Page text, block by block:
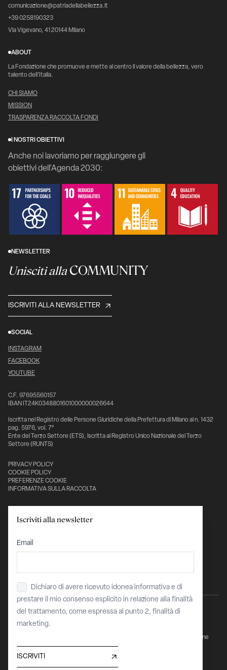
comunicazione@patriadellabellezza.it
+39 0258190323
Via Vigevano, 41 20144 Milano
ABOUT
La Fondazione che promuove e mette al centro il valore della bellezza, vero
talento dell’Italia.
CHI SIAMO
MISSION
TRASPARENZA RACCOLTA FONDI
I NOSTRI OBIETTIVI
Anche noi lavoriamo per raggiungere gli
obiettivi dell'Agenda 2030:
NEWSLETTER
Unisciti allaCOMMUNITY
ISCRIVITI ALLA NEWSLETTER
SOCIAL
INSTAGRAM
FACEBOOK
YOUTUBE
C.F. 97695560157
IBAN IT24K0348801601000000026644
Iscritta nel Registro delle Persone Giuridiche della Prefettura di Milano al n. 1432
pag. 5976, vol. 7°
Ente del Terzo Settore (ETS), iscritta al Registro Unico Nazionale del Terzo
Settore (RUNTS)
PRIVACY POLICY
COOKIE POLICY
PREFERENZE COOKIE
INFORMATIVA SULLA RACCOLTA
Con il sostegno di:
Sito finanziato dell’Unione Europea - "Next Generation EU - PNRR Transizione
Digitale Organismi Culturali e Creativi"
COR 15912229 / CUP C87J23004110008
Iscriviti alla newsletter
Email
Privacy*
Dichiaro di avere ricevuto idonea informativa e di
prestare il mio consenso esplicito in relazione alla finalità
del trattamento, come espressa al punto 2, finalità di
marketing.
ISCRIVITI